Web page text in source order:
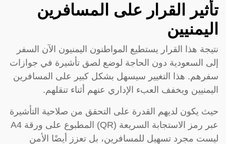
تأثير القرار على المسافرين
اليمنيين
نتيجة هذا القرار يستطيع المواطنون اليمنيون الآن السفر
إلى السعودية دون الحاجة لوضع لصق تأشيرة في جوازات
سفرهم. هذا التغيير سيسهل بشكل كبير على المسافرين
اليمنيين ويخفف العبء الإداري عنهم أثناء تنقلهم.
حيث يكون لديهم القدرة على التحقق من صلاحية التأشيرة
عبر رمز الاستجابة السريعة (QR) المطبوع على ورقة A4
ليست مجرد تسهيل للمسافرين، بل تعزز أيضًا الأمن